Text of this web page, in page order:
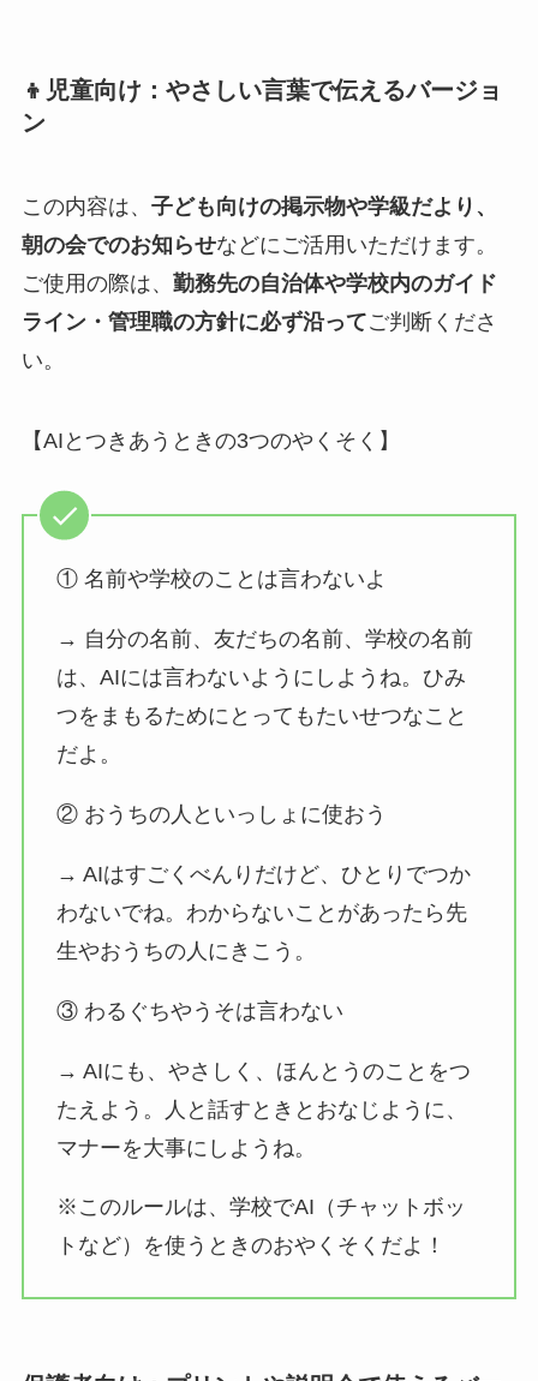
👦児童向け：やさしい言葉で伝えるバージョ
ン
この内容は、 子ども向けの掲示物や学級だより、
朝の会でのお知らせなどにご活用いただけます。
ご使用の際は、 勤務先の自治体や学校内のガイド
ライン・管理職の方針に必ず沿ってご判断くださ
い。
【AIとつきあうときの3つのやくそく】
① 名前や学校のことは言わないよ
→ 自分の名前、友だちの名前、学校の名前
は、AIには言わないようにしようね。ひみ
つをまもるためにとってもたいせつなこと
だよ。
② おうちの人といっしょに使おう
→ AIはすごくべんりだけど、ひとりでつか
わないでね。わからないことがあったら先
生やおうちの人にきこう。
③ わるぐちやうそは言わない
→ AIにも、やさしく、ほんとうのことをつ
たえよう。人と話すときとおなじように、
マナーを大事にしようね。
※このルールは、学校でAI（チャットボッ
トなど）を使うときのおやくそくだよ！